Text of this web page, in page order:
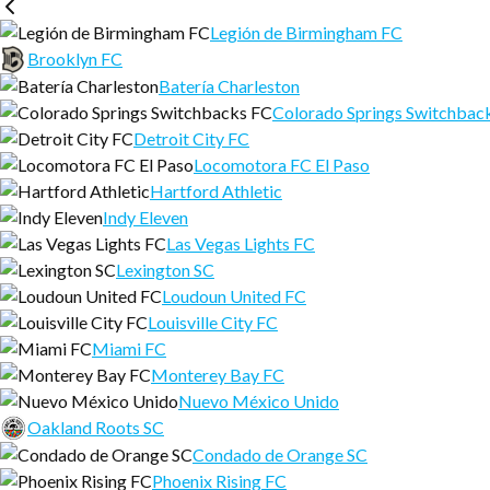
Legión de Birmingham FC
Brooklyn FC
Batería Charleston
Colorado Springs
Detroit City FC
Locomotora FC El Paso
Hartford Athletic
Indy Eleven
Las Vegas Lights FC
Lexington SC
Loudoun United FC
Louisville City FC
Miami FC
Monterey Bay FC
Nuevo México Unido
Oakland Roots SC
Condado de Orange SC
Phoenix Rising FC